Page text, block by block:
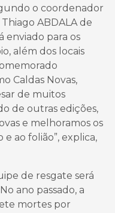
o coordenador
ABDALA de
enviado para os
além dos locais
Caldas Novas,
de muitos
de outras edições,
e melhoramos os
ao folião”, explica,
de resgate será
ano passado, a
mortes por